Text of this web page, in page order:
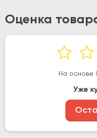
Оценка
На основе
Уже